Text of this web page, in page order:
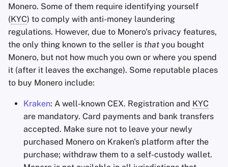
Monero. Some of them require identifying yourself
(KYC) to comply with anti-money laundering
regulations. However, due to Monero's privacy features,
the only thing known to the seller is that you bought
Monero, but not how much you own or where you spend
it (after it leaves the exchange). Some reputable places
to buy Monero include:
Kraken: A well-known CEX. Registration and KYC
are mandatory. Card payments and bank transfers
accepted. Make sure not to leave your newly
purchased Monero on Kraken's platform after the
purchase; withdraw them to a self-custody wallet.